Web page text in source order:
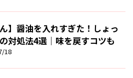
ん】醤油を入れすぎた！しょっ
対処法4選｜味を戻すコツも
18